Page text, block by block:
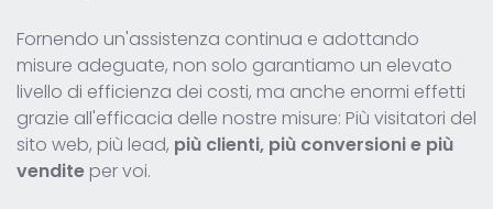
Fornendo un'assistenza continua e adottando
misure adeguate, non solo garantiamo un elevato
livello di efficienza dei costi, ma anche enormi effetti
grazie all'efficacia delle nostre misure: Più visitatori del
sito web, più lead, più clienti, più conversioni e più
vendite per voi.